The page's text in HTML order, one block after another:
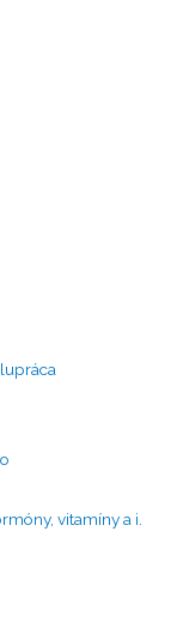
vitamíny a i.